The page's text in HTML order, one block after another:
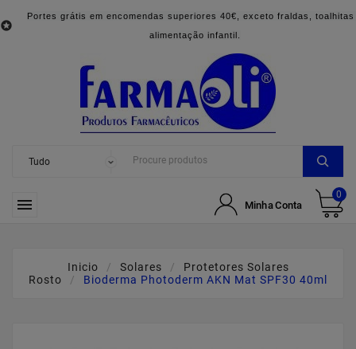

Portes grátis em encomendas superiores 40€, exceto fraldas, toalhitas
alimentação infantil.
 Minha Conta
0
Inicio Solares
Protetores Solares
Rosto
Bioderma Photoderm AKN Mat SPF30 40ml